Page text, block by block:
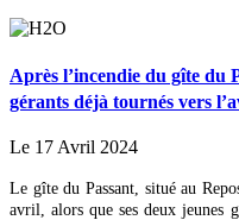
Après l’incendie du gîte du
gérants déjà tournés vers
Le 17 Avril 2024
Le gîte du Passant, situé au
avril, alors que ses deux jeunes